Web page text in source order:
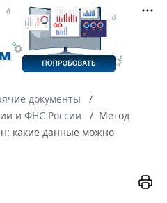
документы
и ФНС России
Метод
какие данные можно